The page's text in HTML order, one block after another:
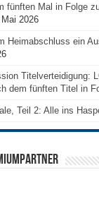
fünften Mal in Folge
2026
Heimabschluss ein
Titelverteidigung:
dem fünften Titel in
Teil 2: Alle ins